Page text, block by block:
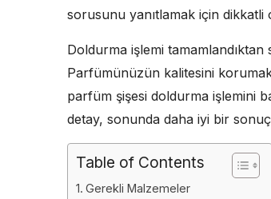
sorusunu yanıtlamak için dikkatli
Doldurma işlemi tamamlandıktan
Parfümünüzün kalitesini korumak
parfüm şişesi doldurma işlemini
detay, sonunda daha iyi bir sonuç
Table of Contents
Gerekli Malzemeler